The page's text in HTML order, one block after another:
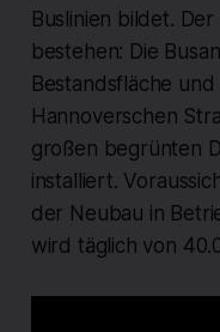
Buslinien bildet.
bestehen: Die
Bestandsfläche
Hannoverschen
großen begrünten
installiert.
der Neubau in
wird täglich von